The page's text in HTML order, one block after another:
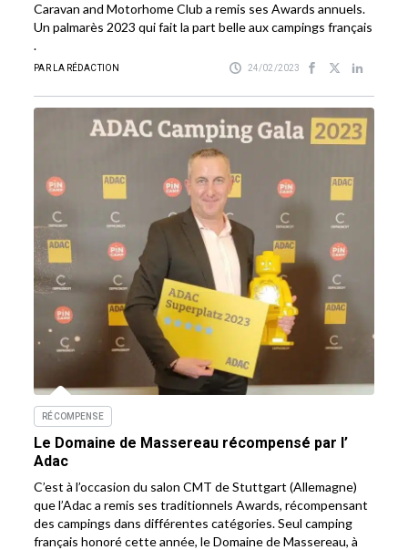
Caravan and Motorhome Club a remis ses Awards annuels.
Un palmarès 2023 qui fait la part belle aux campings français
.
PAR LA RÉDACTION 24/02/2023
RÉCOMPENSE
Le Domaine de Massereau récompensé par l’
Adac
C’est à l’occasion du salon CMT de Stuttgart (Allemagne)
que l’Adac a remis ses traditionnels Awards, récompensant
des campings dans différentes catégories. Seul camping
français honoré cette année, le Domaine de Massereau, à